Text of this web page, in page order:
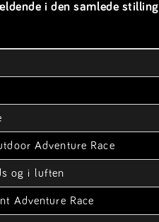
i den samlede stilling
Adventure Race
og i luften
Adventure Race